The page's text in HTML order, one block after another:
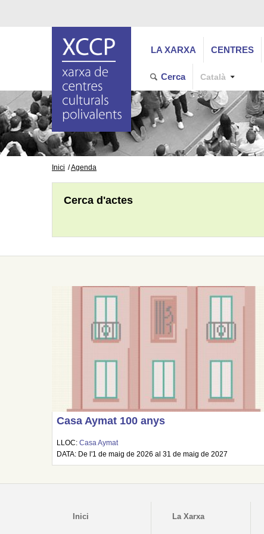
LA XARXA CENTRES
Cerca Català
Inici Agenda
Cerca d'actes
Casa Aymat 100 anys
LLOC:Casa Aymat
DATA: De l'1 de maig de 2026 al 31 de maig de 2027
Inici La Xarxa